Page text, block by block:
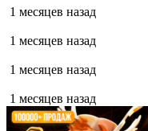
1 месяцев назад
1 месяцев назад
1 месяцев назад
1 месяцев назад